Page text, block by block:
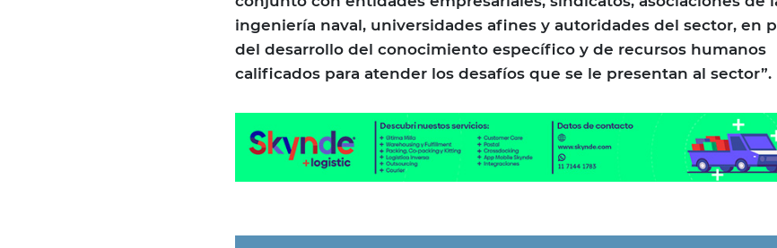
ingeniería naval, universidades afines y autoridades del sector, en
del desarrollo del conocimiento específico y de recursos humanos
calificados para atender los desafíos que se le presentan al sector”.